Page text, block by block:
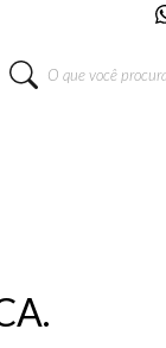
O que você procura?